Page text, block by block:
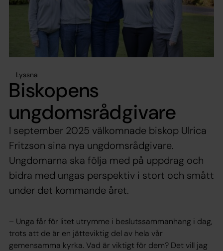
Lyssna
Biskopens
ungdomsrådgivare
I september 2025 välkomnade biskop Ulrica
Fritzson sina nya ungdomsrådgivare.
Ungdomarna ska följa med på uppdrag och
bidra med ungas perspektiv i stort och smått
under det kommande året.
– Unga får för litet utrymme i beslutssammanhang i dag,
trots att de är en jätteviktig del av hela vår
gemensamma kyrka. Vad är viktigt för dem? Det vill jag